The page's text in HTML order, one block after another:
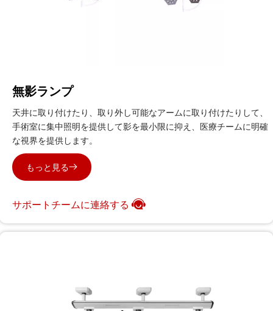
無影ランプ
天井に取り付けたり、取り外し可能なアームに取り付けたりして、
手術室に集中照明を提供して影を最小限に抑え、医療チームに明確
な視界を提供します。
もっと見る
サポートチームに連絡する